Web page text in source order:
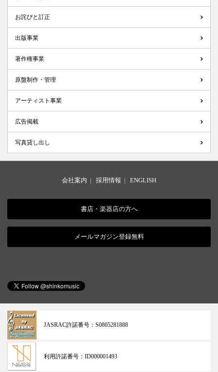
お詫びと訂正
出版事業
著作権事業
原盤制作・管理
アーティスト事業
広告掲載
写真貸し出し
会社案内 | 採用情報 | ENGLISH
書店・楽器店の方へ
メールマガジン登録無料
JASRAC許諾番号： S0805281888
利用許諾番号： ID000001493